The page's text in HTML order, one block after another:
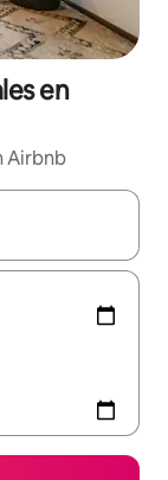
en
Airbnb
navegar